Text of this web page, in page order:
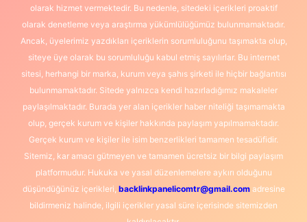
olarak hizmet vermektedir. Bu nedenle, sitedeki içerikleri proaktif
olarak denetleme veya araştırma yükümlülüğümüz bulunmamaktadır.
Ancak, üyelerimiz yazdıkları içeriklerin sorumluluğunu taşımakta olup,
siteye üye olarak bu sorumluluğu kabul etmiş sayılırlar. Bu internet
sitesi, herhangi bir marka, kurum veya şahıs şirketi ile hiçbir bağlantısı
bulunmamaktadır. Sitede yalnızca kendi hazırladığımız makaleler
paylaşılmaktadır. Burada yer alan içerikler haber niteliği taşımamakta
olup, gerçek kurum ve kişiler hakkında paylaşım yapılmamaktadır.
Gerçek kurum ve kişiler ile isim benzerlikleri tamamen tesadüfidir.
Sitemiz, kar amacı gütmeyen ve tamamen ücretsiz bir bilgi paylaşım
platformudur. Hukuka ve yasal düzenlemelere aykırı olduğunu
düşündüğünüz içerikleri, backlinkpanelicomtr@gmail.comadresine
bildirmeniz halinde, ilgili içerikler yasal süre içerisinde sitemizden